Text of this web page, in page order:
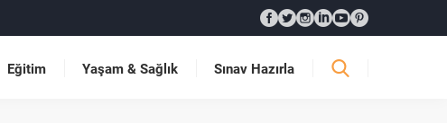
Eğitim Yaşam & Sağlık Sınav Hazırla